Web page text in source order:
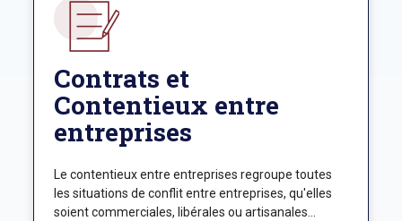
Contrats et
Contentieux entre
entreprises
Le contentieux entre entreprises regroupe toutes
les situations de conflit entre entreprises, qu'elles
soient commerciales, libérales ou artisanales...